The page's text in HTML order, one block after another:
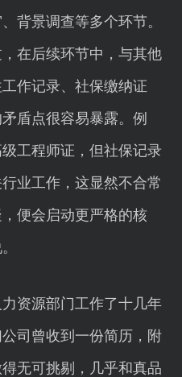
背景调查等多个环节。
在后续环节中，与其他
作记录、社保缴纳证
盾点很容易暴露。例
工程师证，但社保记录
业工作，这显然不合常
便会启动更严格的核
资源部门工作了十几年
司曾收到一份简历，附
无可挑剔，几乎和真品